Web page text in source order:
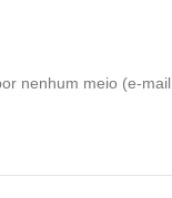
nenhum meio (e-